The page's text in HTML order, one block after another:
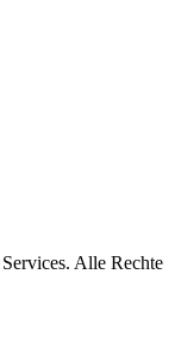
Alle Rechte